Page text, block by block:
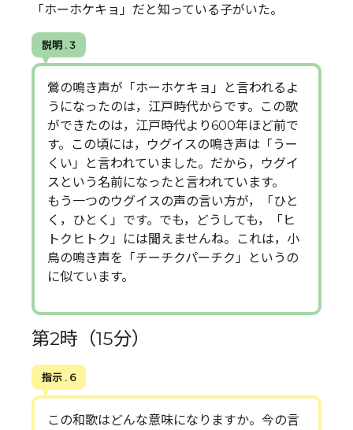
「ホーホケキョ」だと知っている子がいた。
説明 . 3
鶯の鳴き声が「ホーホケキョ」と言われるよ
うになったのは，江戸時代からです。この歌
ができたのは，江戸時代より600年ほど前で
す。この頃には，ウグイスの鳴き声は「うー
くい」と言われていました。だから，ウグイ
スという名前になったと言われています。
もう一つのウグイスの声の言い方が，「ひと
く，ひとく」です。でも，どうしても，「ヒ
トクヒトク」には聞えませんね。これは，小
鳥の鳴き声を「チーチクパーチク」というの
に似ています。
第2時（15分）
指示 . 6
この和歌はどんな意味になりますか。今の言